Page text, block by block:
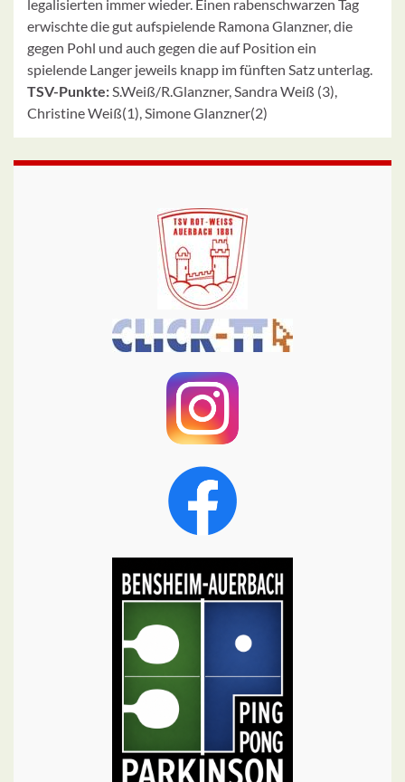
legalisierten immer wieder. Einen rabenschwarzen Tag
erwischte die gut aufspielende Ramona Glanzner, die
gegen Pohl und auch gegen die auf Position ein
spielende Langer jeweils knapp im fünften Satz unterlag.
TSV-Punkte:S.Weiß/R.Glanzner, Sandra Weiß (3),
Christine Weiß(1), Simone Glanzner(2)